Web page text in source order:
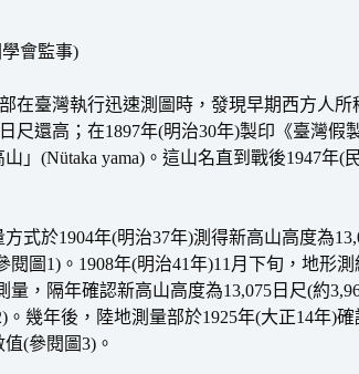
會監事)
在臺灣執行迅速測圖時，發現早期西方人所
尺還高；在1897年(明治30年)製印《臺灣假
」(Nütaka yama)。這山名直到戰後1947年(
式於1904年(明治37年)測得新高山高度為
圖1)。1908年(明治41年)11月下旬，地形
，隔年確認新高山高度為13,075日尺(約
幾年後，陸地測量部於1925年(大正14年)確
(參閱圖3)。